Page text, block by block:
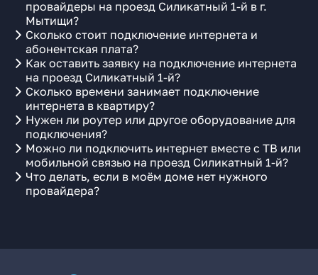
провайдеры на проезд Силикатный 1-й в г.
Мытищи?
Сколько стоит подключение интернета и
абонентская плата?
Как оставить заявку на подключение интернета
на проезд Силикатный 1-й?
Сколько времени занимает подключение
интернета в квартиру?
Нужен ли роутер или другое оборудование для
подключения?
Можно ли подключить интернет вместе с ТВ или
мобильной связью на проезд Силикатный 1-й?
Что делать, если в моём доме нет нужного
провайдера?